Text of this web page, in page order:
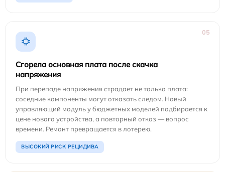
05
Сгорела основная плата после скачка
напряжения
При перепаде напряжения страдает не только плата:
соседние компоненты могут отказать следом. Новый
управляющий модуль у бюджетных моделей подбирается к
цене нового устройства, а повторный отказ — вопрос
времени. Ремонт превращается в лотерею.
ВЫСОКИЙ РИСК РЕЦИДИВА